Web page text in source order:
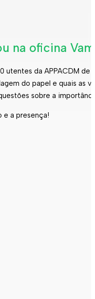
na oficina
utentes da APPACDM
do papel e quais as
sobre a
e a presença!